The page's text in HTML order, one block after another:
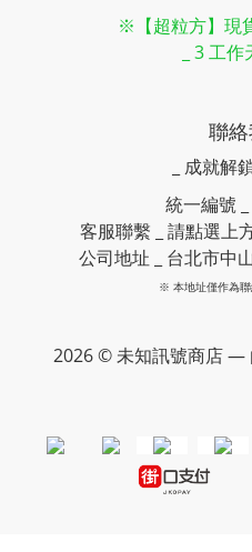
※【超粒方】現
_ 3 工
聯
_ 成就解
統一編號
客服聯繫 _ 請點選上
公司地址 _ 台北市中
※ 本地址僅作為
2026 © 未知訊號商店 —